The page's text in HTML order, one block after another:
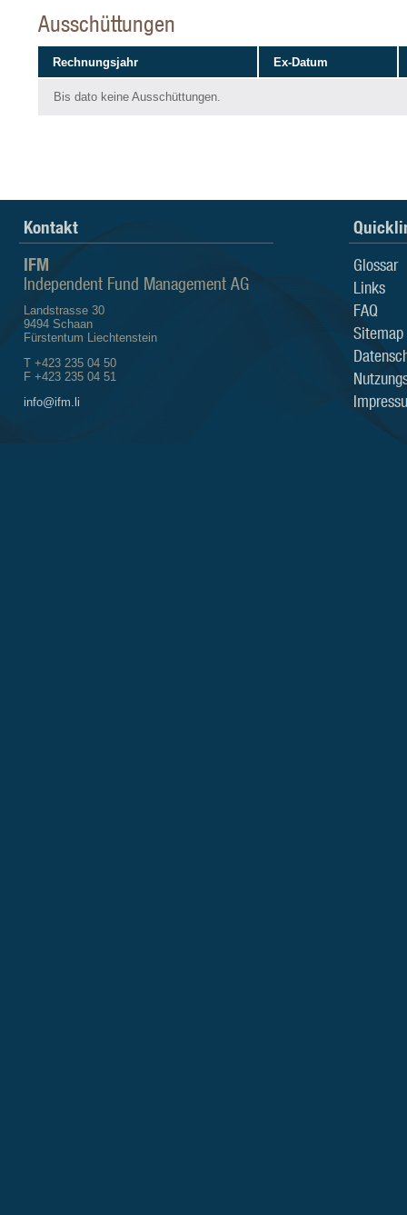
Ausschüttungen
Rechnungsjahr Ex-Datum
Bis dato keine Ausschüttungen.
Kontakt
IFM
Independent Fund Management AG
Landstrasse 30
9494 Schaan
Fürstentum Liechtenstein
T +423 235 04 50
F +423 235 04 51
info@ifm.li
Glossar
Links
FAQ
Sitemap